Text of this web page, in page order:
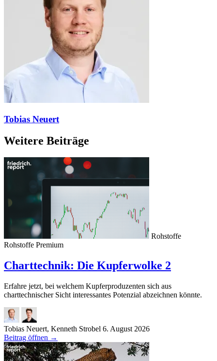
Tobias Neuert
Weitere Beiträge
Rohstoffe
Rohstoffe Premium
Charttechnik: Die Kupferwolke 2
Erfahre jetzt, bei welchem Kupferproduzenten sich aus
charttechnischer Sicht interessantes Potenzial abzeichnen könnte.
Tobias Neuert, Kenneth Strobel 6. August 2026
Beitrag öffnen →